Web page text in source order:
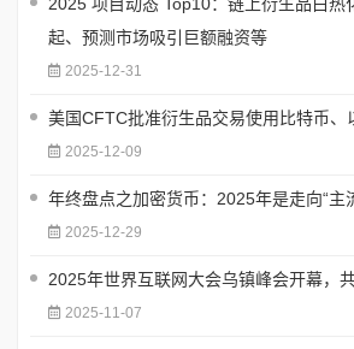
2025 项目动态 Top10：链上衍生品白热
起、预测市场吸引巨额融资等
2025-12-31
美国CFTC批准衍生品交易使用比特币、
2025-12-09
年终盘点之加密货币：2025年是走向“主
2025-12-29
2025年世界互联网大会乌镇峰会开幕，
2025-11-07